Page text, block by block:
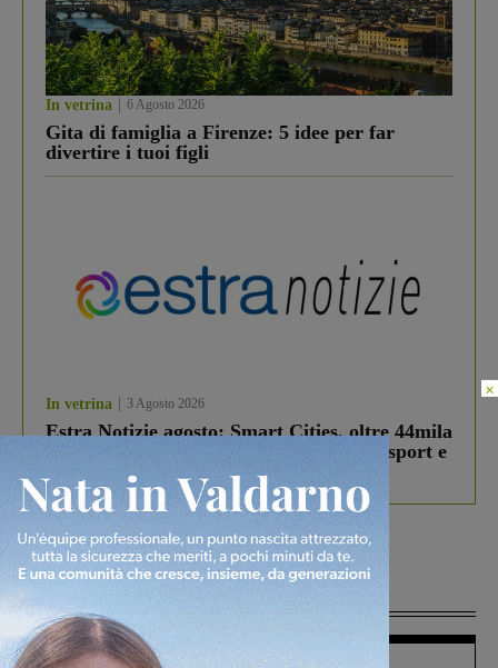
In vetrina 6 Agosto 2026
Gita di famiglia a Firenze: 5 idee per far
divertire i tuoi figli
In vetrina 3 Agosto 2026
Estra Notizie agosto: Smart Cities, oltre 44mila
studenti coinvolti, torna il bando per lo sport e
debutta il podcast Estrair
Più lette
×